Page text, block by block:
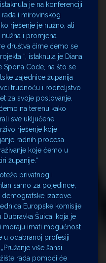
je na konferenciji
rada i mirovinskog
rješenje je nužno, ali
i promjena
društva čime ćemo se
“, istaknula je Diana
Spona Code, na što se
zajednice županija
trudnoću i roditeljstvo
za svoje poslovanje.
na terenu kako
sve uključene.
rješenje koje
radnih procesa
koje ćemo u
županije.“
privatnog i
samo za pojedince,
demografske izazove.
Europske komisije
Šuica, koja je
moraju imati mogućnost
u odabranoj profesiji
više šansi
rada pomoći će